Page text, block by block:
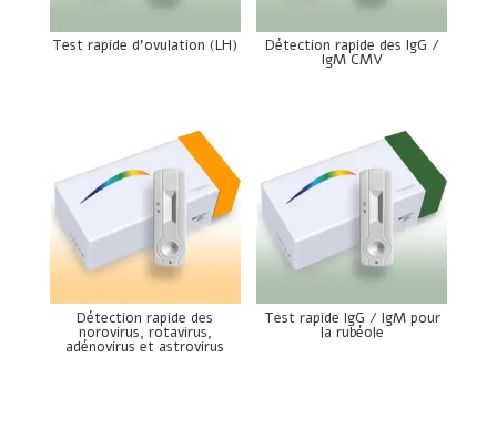
Test rapide d’ovulation (LH) Détection rapide des IgG /
IgM CMV
Détection rapide des
norovirus, rotavirus,
adénovirus et astrovirus
Test rapide IgG / IgM pour
la rubéole